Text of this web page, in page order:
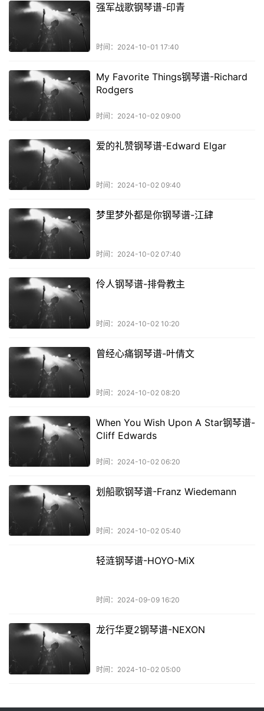
强军战歌钢琴谱-印青
时间：2024-10-01 17:40
My Favorite Things钢琴谱-Richard
Rodgers
时间：2024-10-02 09:00
爱的礼赞钢琴谱-Edward Elgar
时间：2024-10-02 09:40
梦里梦外都是你钢琴谱-江肆
时间：2024-10-02 07:40
伶人钢琴谱-排骨教主
时间：2024-10-02 10:20
曾经心痛钢琴谱-叶倩文
时间：2024-10-02 08:20
When You Wish Upon A Star钢琴谱-
Cliff Edwards
时间：2024-10-02 06:20
划船歌钢琴谱-Franz Wiedemann
时间：2024-10-02 05:40
轻涟钢琴谱-HOYO-MiX
时间：2024-09-09 16:20
龙行华夏2钢琴谱-NEXON
时间：2024-10-02 05:00